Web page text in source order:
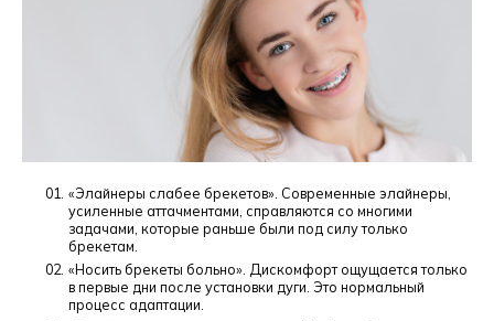
«Элайнеры слабее брекетов». Современные элайнеры,
усиленные аттачментами, справляются со многими
задачами, которые раньше были под силу только
брекетам.
«Носить брекеты больно». Дискомфорт ощущается только
в первые дни после установки дуги. Это нормальный
процесс адаптации.